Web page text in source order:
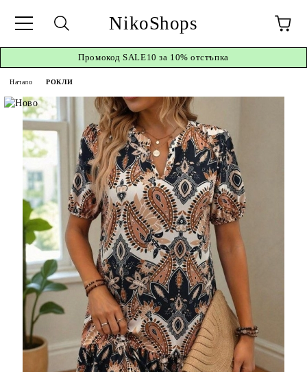
NikoShops
ПромокодSALE10 за 10% отстъпка
Начало РОКЛИ